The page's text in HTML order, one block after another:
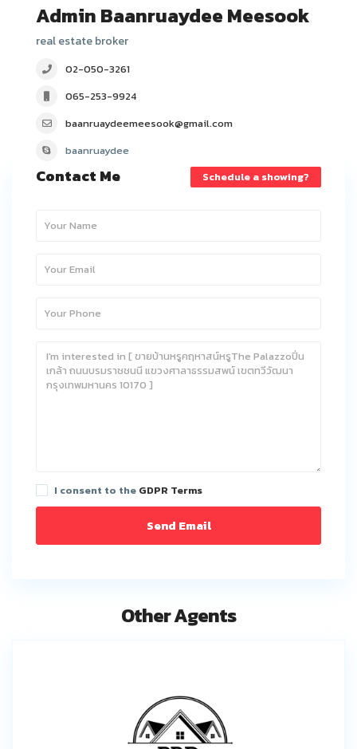
Admin Baanruaydee Meesook
real estate broker
02-050-3261
065-253-9924
baanruaydeemeesook@gmail.com
baanruaydee
Contact Me Schedule a showing?
I consent to the GDPR Terms
Other Agents